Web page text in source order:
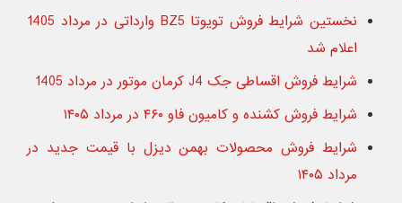
نخستین شرایط فروش تویوتا BZ5 وارداتی در مرداد 1405
اعلام شد
شرایط فروش اقساطی جک J4 کرمان موتور در مرداد 1405
شرایط فروش کشنده و کامیون فاو ۴۶۰ در مرداد ۱۴۰۵
شرایط فروش محصولات بهمن دیزل با قیمت جدید در
مرداد ۱۴۰۵